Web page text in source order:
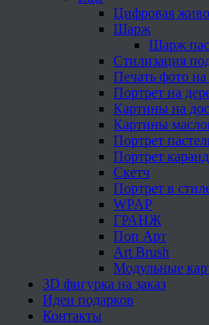
Цифровая
Шарж
Шарж
Стилизация
Печать фото на
Портрет на
Картины на
Картины
Портрет
Портрет
Скетч
Портрет в
WPAP
ГРАНЖ
Поп Арт
Art Brush
Модульные
3D фигурка на заказ
Идеи подарков
Контакты